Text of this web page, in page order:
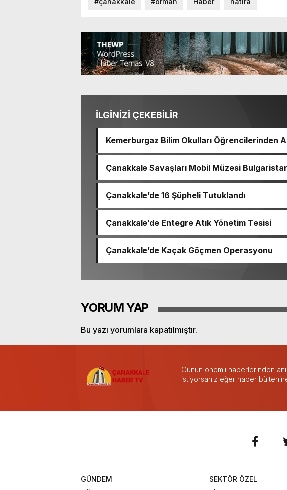
#çanakkale #orman Haber hatira
İLGİNİZİ ÇEKEBİLİR
Kemerburgaz Bilim Okulları Öğrencilerinden
Çanakkale Savaşları Mobil Müzesi
Çanakkale’de 16 Şüpheli Tutuklandı
Çanakkale’de Entegre Atık Yönetim Tesisi
Çanakkale’de Kaçak Göçmen Operasyonu
YORUM YAP
Bu yazı yorumlara kapatılmıştır.
Günün önemli haberlerinden
istiyorsanız eğer haber
GÜNDEM
SEKTÖR ÖZEL